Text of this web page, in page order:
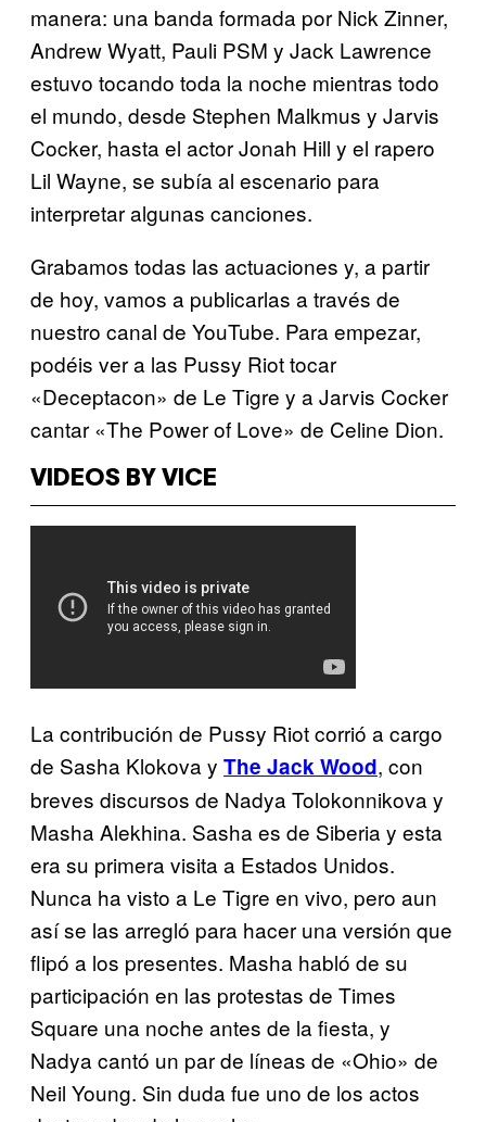
manera: una banda formada por Nick Zinner,
Andrew Wyatt, Pauli PSM y Jack Lawrence
estuvo tocando toda la noche mientras todo
el mundo, desde Stephen Malkmus y Jarvis
Cocker, hasta el actor Jonah Hill y el rapero
Lil Wayne, se subía al escenario para
interpretar algunas canciones.
Grabamos todas las actuaciones y, a partir
de hoy, vamos a publicarlas a través de
nuestro canal de YouTube. Para empezar,
podéis ver a las Pussy Riot tocar
«Deceptacon» de Le Tigre y a Jarvis Cocker
cantar «The Power of Love» de Celine Dion.
VIDEOS BY VICE
La contribución de Pussy Riot corrió a cargo
de Sasha Klokova y The Jack Wood, con
breves discursos de Nadya Tolokonnikova y
Masha Alekhina. Sasha es de Siberia y esta
era su primera visita a Estados Unidos.
Nunca ha visto a Le Tigre en vivo, pero aun
así se las arregló para hacer una versión que
flipó a los presentes. Masha habló de su
participación en las protestas de Times
Square una noche antes de la fiesta, y
Nadya cantó un par de líneas de «Ohio» de
Neil Young. Sin duda fue uno de los actos